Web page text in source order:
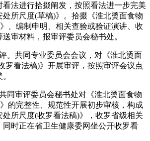
法进行拾掇阐发，按照看法进一步完美
处所尺度(草稿)》。拾掇《淮北烫面食物
、编制申明、相关查验或验证演讲、收
审材料，报审评委员会秘书处。
共同专业委员会会议，对《淮北烫面
罗看法稿)》开展审评，按照审评会议点
审评委员会秘书处对《淮北烫面食物
的完整性、规范性开展初步审核，构成
处所尺度(收罗看法稿)》，收罗省级相关
同时正在省卫生健康委网坐公开收罗看